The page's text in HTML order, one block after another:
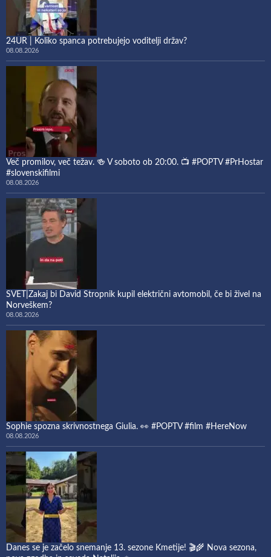
24UR | Koliko spanca potrebujejo voditelji držav?
08.08.2026
Več promilov, več težav. 🍻 V soboto ob 20:00. 📺 #POPTV #PrHostar
#slovenskifilmi
08.08.2026
SVET|Zakaj bi David Stropnik kupil električni avtomobil, če bi živel na
Norveškem?
08.08.2026
Sophie spozna skrivnostnega Giulia. 👀 #POPTV #film #HereNow
08.08.2026
Danes se je začelo snemanje 13. sezone Kmetije! 🎬🌾 Nova sezona,